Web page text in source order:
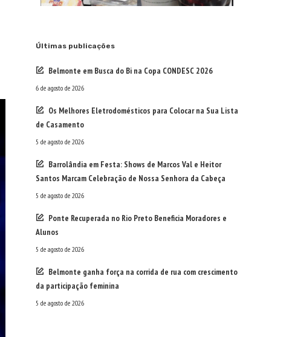
Últimas publicações
Belmonte em Busca do Bi na Copa CONDESC 2026
6 de agosto de 2026
Os Melhores Eletrodomésticos para Colocar na Sua Lista
de Casamento
5 de agosto de 2026
Barrolândia em Festa: Shows de Marcos Val e Heitor
Santos Marcam Celebração de Nossa Senhora da Cabeça
5 de agosto de 2026
Ponte Recuperada no Rio Preto Beneficia Moradores e
Alunos
5 de agosto de 2026
Belmonte ganha força na corrida de rua com crescimento
da participação feminina
5 de agosto de 2026